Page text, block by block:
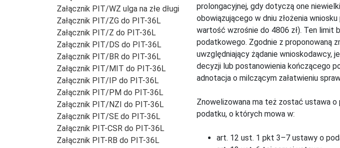
Załącznik PIT/WZ ulga na złe długi
Załącznik PIT/ZG do PIT-36L
Załącznik PIT/Z do PIT-36L
Załącznik PIT/DS do PIT-36L
Załącznik PIT/BR do PIT-36L
Załącznik PIT/MIT do PIT-36L
Załącznik PIT/IP do PIT-36L
Załącznik PIT/PM do PIT-36L
Załącznik PIT/NZI do PIT-36L
Załącznik PIT/SE do PIT-36L
Załącznik PIT-CSR do PIT-36L
Załącznik PIT-RB do PIT-36L
prolongacyjnej, gdy dotyczą one
obowiązującego w dniu złożenia
wartość wzrośnie do 4806 zł). Ten limit
podatkowego. Zgodnie z proponowaną
uwzględniający żądanie wnioskodawcy,
decyzji lub postanowienia kończącego
adnotacja o milczącym załatwieniu
Znowelizowana ma też zostać ustawa
podatku, o których mowa w:
art. 12 ust. 1 pkt 3–7 ustawy o